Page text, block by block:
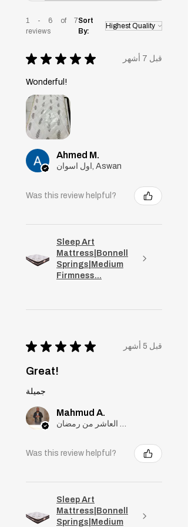
1 - 6 of 7
reviews
Sort
By:
★ ★ ★ ★ ★ قبل 7 أشهر
Wonderful!
Ahmed M.
اول اسوان, Aswan
Was this review helpful?
Sleep Art
Mattress|Bonnell
Springs|Medium
Firmness...
★ ★ ★ ★ ★ قبل 5 أشهر
Great!
جميلة
Mahmud A.
Was this review helpful?
Sleep Art
Mattress|Bonnell
Springs|Medium